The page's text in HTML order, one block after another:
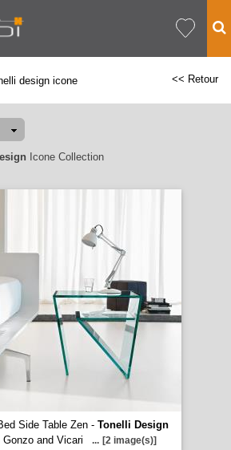
design icone << Retour
Icone Collection
Side Table Zen - Tonelli Design
Gonzo and Vicari
... [2 image(s)]